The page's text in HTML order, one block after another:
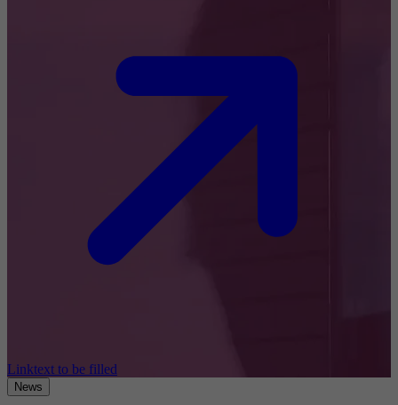
Linktext to be filled
News